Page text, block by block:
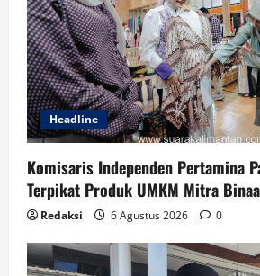
Headline
Komisaris Independen Pertamina
Terpikat Produk UMKM Mitra
Redaksi 6 Agustus 2026 0